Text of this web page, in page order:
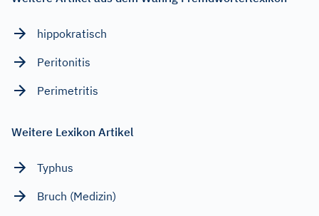
hippokratisch
Peritonitis
Perimetritis
Weitere Lexikon Artikel
Typhus
Bruch (Medizin)